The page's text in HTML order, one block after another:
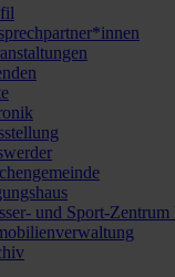
und Sport-